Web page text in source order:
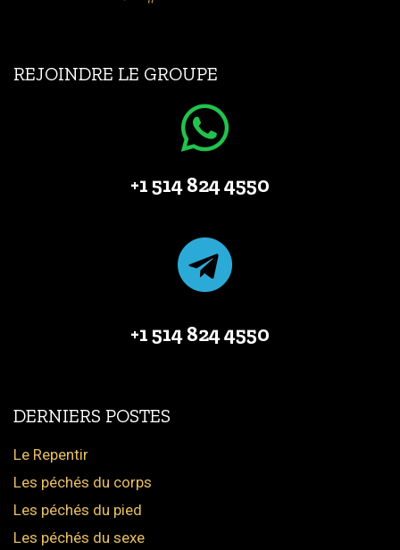
REJOINDRE LE GROUPE
+1 514 824 4550
+1 514 824 4550
DERNIERS POSTES
Le Repentir
Les péchés du corps
Les péchés du pied
Les péchés du sexe